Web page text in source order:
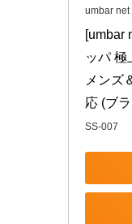
umbar net
[umbar
ッパ 極
メンズ
応 (ブ
SS-007